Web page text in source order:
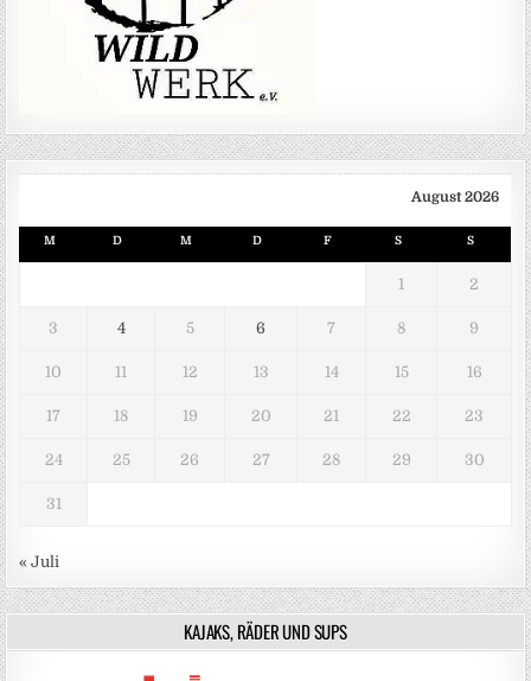
August 2026
M D M D F S S
1 2
3 4 5 6 7 8 9
10 11 12 13 14 15 16
17 18 19 20 21 22 23
24 25 26 27 28 29 30
31
« Juli
KAJAKS, RÄDER UND SUPS